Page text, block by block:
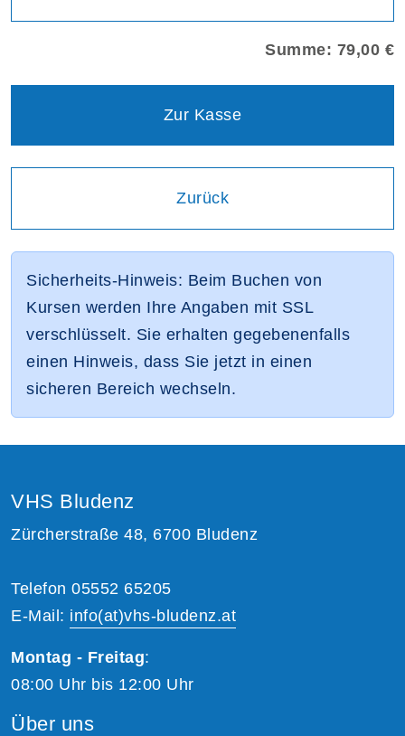
Summe: 79,00 €
Zur Kasse
Einen Schritt
Zurück
Sicherheits-Hinweis: Beim Buchen von
Kursen werden Ihre Angaben mit SSL
verschlüsselt. Sie erhalten gegebenenfalls
einen Hinweis, dass Sie jetzt in einen
sicheren Bereich wechseln.
VHS Bludenz
Zürcherstraße 48, 6700 Bludenz
Telefon 05552 65205
E-Mail: info(at)vhs-bludenz.at
Montag - Freitag:
08:00 Uhr bis 12:00 Uhr
Über uns